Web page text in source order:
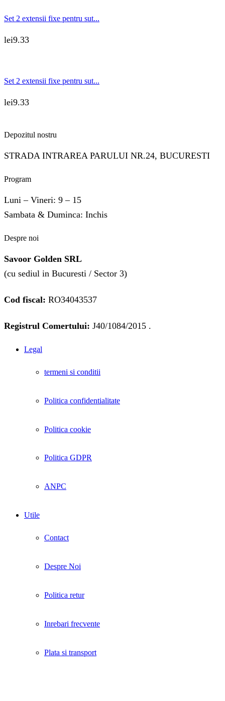
Set 2 extensii fixe pentru sut...
lei9.33
Set 2 extensii fixe pentru sut...
lei9.33
Depozitul nostru
STRADA INTRAREA PARULUI NR.24, BUCURESTI
Program
Luni – Vineri: 9 – 15
Sambata & Duminca: Inchis
Despre noi
Savoor Golden SRL
(cu sediul in Bucuresti / Sector 3)
Cod fiscal: RO34043537
Registrul Comertului: J40/1084/2015 .
Legal
termeni si conditii
Politica confidentialitate
Politica cookie
Politica GDPR
ANPC
Utile
Contact
Despre Noi
Politica retur
Inrebari frecvente
Plata si transport